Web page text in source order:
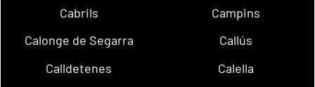
Cabrils
Campins
Calonge de Segarra
Callús
Calldetenes
Calella